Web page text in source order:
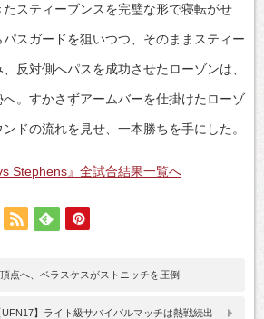
スティーブンスを完璧な形で寝転がせ
スガードを狙いつつ、そのままスティー
反対側へパスを成功させたローゾンは、
。すかさずアームバーを仕掛けたローゾ
ドの流れを見せ、一本勝ちを手にした。
Stephens』全試合結果一覧へ
点へ、ベラスケスがストニッチを圧倒
UFN17】ライト級サバイバルマッチは熱戦続出